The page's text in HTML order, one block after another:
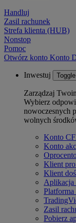
Handluj
Zasil rachunek
Strefa klienta (HUB)
Nonstop
Pomoc
Otwórz konto Konto
Inwestuj
Zarządzaj
Wybierz
nowoczesnych
wolnych
Konto
Konto
Klient
Klient
Aplikacja
Zasil
Pobierz